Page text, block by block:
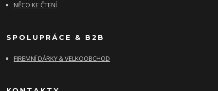
NĚCO KE ČTENÍ
SPOLUPRÁCE & B2B
FIREMNÍ DÁRKY & VELKOOBCHOD